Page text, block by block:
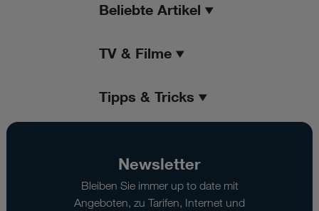
Beliebte Artikel
TV & Filme
Tipps & Tricks
Newsletter
Bleiben Sie immer up to date mit
Angeboten, zu Tarifen, Internet und